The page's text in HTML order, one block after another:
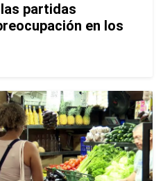
partidas
en los